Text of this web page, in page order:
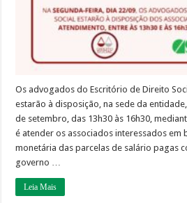
orientar
execução
da
correção
monetária
parcelas
atrasadas
no
governo
Os advogados do Escritório de Direito
estarão à disposição, na sede da
de setembro, das 13h30 às 16h30,
é atender os associados interessados em
monetária das parcelas de salário pagas
governo …
Leia Mais